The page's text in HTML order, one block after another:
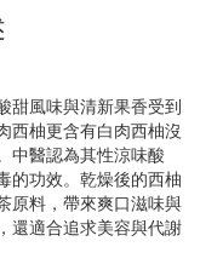
甜風味與清新果香受到
西柚更含有白肉西柚沒
中醫認為其性涼味酸
的功效。乾燥後的西柚
原料，帶來爽口滋味與
還適合追求美容與代謝